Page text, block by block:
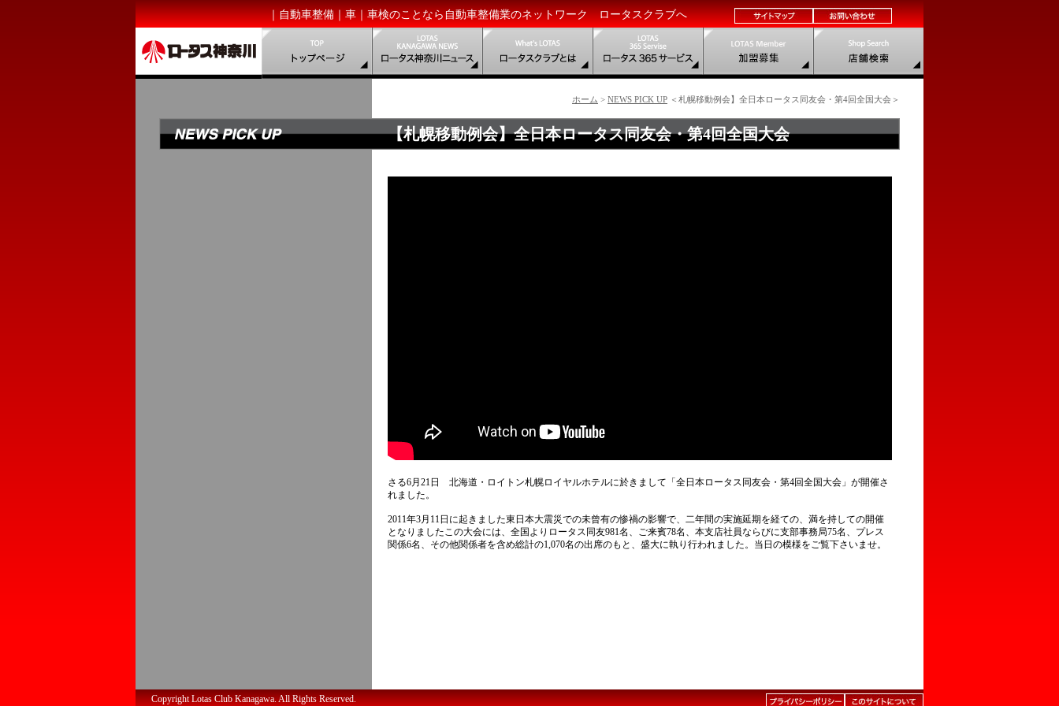
｜自動車整備｜車｜車検のことなら自動車整備業のネットワーク ロータスクラブへ
ホーム > NEWS PICK UP ＜札幌移動例会】全日本ロータス同友会・第4回全国大会＞
【札幌移動例会】全日本ロータス同友会・第4回全国大会
さる6月21日 北海道・ロイトン札幌ロイヤルホテルに於きまして「全日本ロータス同友会・第4回全国大会」が開催さ
れました。
2011年3月11日に起きました東日本大震災での未曾有の惨禍の影響で、二年間の実施延期を経ての、満を持しての開催
となりましたこの大会には、全国よりロータス同友981名、ご来賓78名、本支店社員ならびに支部事務局75名、プレス
関係6名、その他関係者を含め総計の1,070名の出席のもと、盛大に執り行­われました。当日の模様をご覧下さいませ。
Copyright Lotas Club Kanagawa. All Rights Reserved.